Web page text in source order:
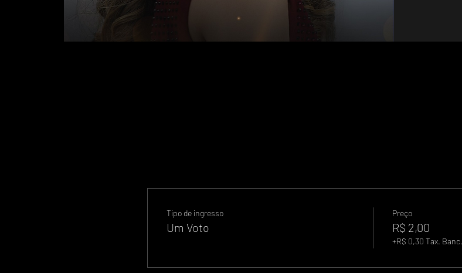
Tipo de ingresso
Um Voto
Preço
R$ 2,00
+R$ 0,30 Tax. Banc.